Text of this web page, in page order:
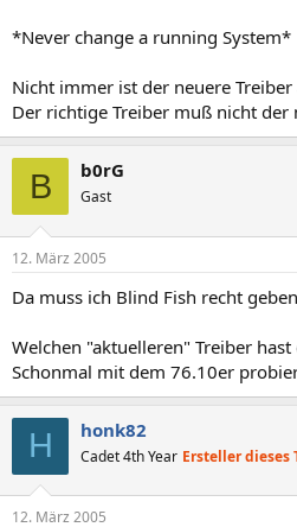
*Never change a running System*
Nicht immer ist der neuere Treiber
Der richtige Treiber muß nicht der
B b0rG
Gast
12. März 2005
Da muss ich Blind Fish recht
Welchen "aktuelleren" Treiber
Schonmal mit dem 76.10er
H honk82
Cadet 4th Year Ersteller dieses
12. März 2005